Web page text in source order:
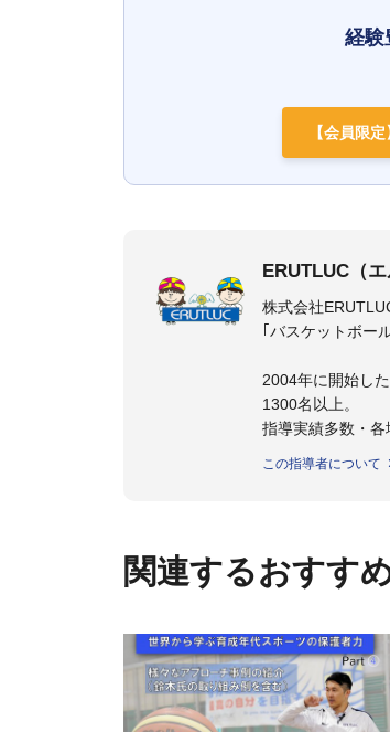
経験
【会員限
ERUTLUC（エ
株式会社
｢バスケットボー
2004年に開始し
1300名以上。
指導実績多数・
トボール IQ練習
2016年U12ナシ
2016年U13ナショ
2017年U13ナシ
2017年男子日本
2018年U22日本
2018年U12ナシ
この指導者について
関連するおすす